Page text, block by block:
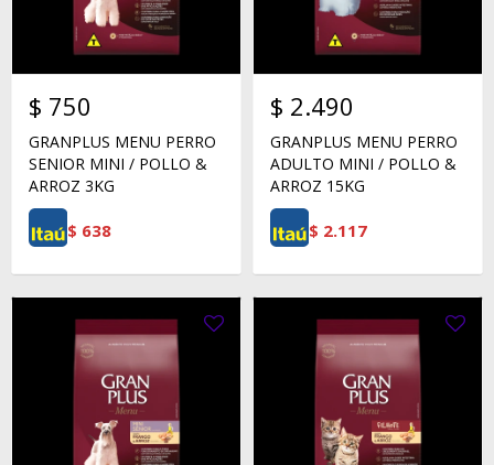
$ 750
GRANPLUS MENU PERRO
SENIOR MINI / POLLO &
ARROZ 3KG
$ 638
$ 2.490
GRANPLUS MENU PERRO
ADULTO MINI / POLLO &
ARROZ 15KG
$ 2.117